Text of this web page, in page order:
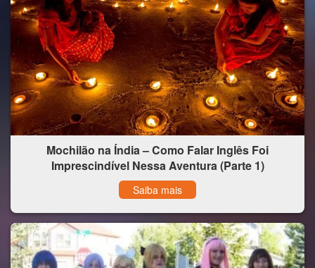
Mochilão na Índia – Como Falar Inglês Foi
Imprescindível Nessa Aventura (Parte 1)
Saiba mais